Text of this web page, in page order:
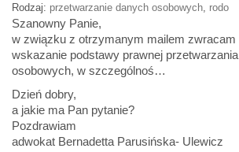
Rodzaj: przetwarzanie danych osobowych rodo
Szanowny Panie,
w związku z otrzymanym mailem zwracam
wskazanie podstawy prawnej
osobowych, w szczególnoś…
Dzień dobry,
a jakie ma Pan pytanie?
Pozdrawiam
adwokat Bernadetta Parusińska- Ulewicz